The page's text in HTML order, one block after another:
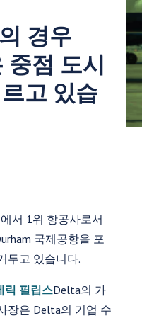
경우
중점 도시
고 있습
서 1위 항공사로서
국제공항을 포
두고 있습니다.
릭 필립스Delta의 가
장은 Delta의 기업 수